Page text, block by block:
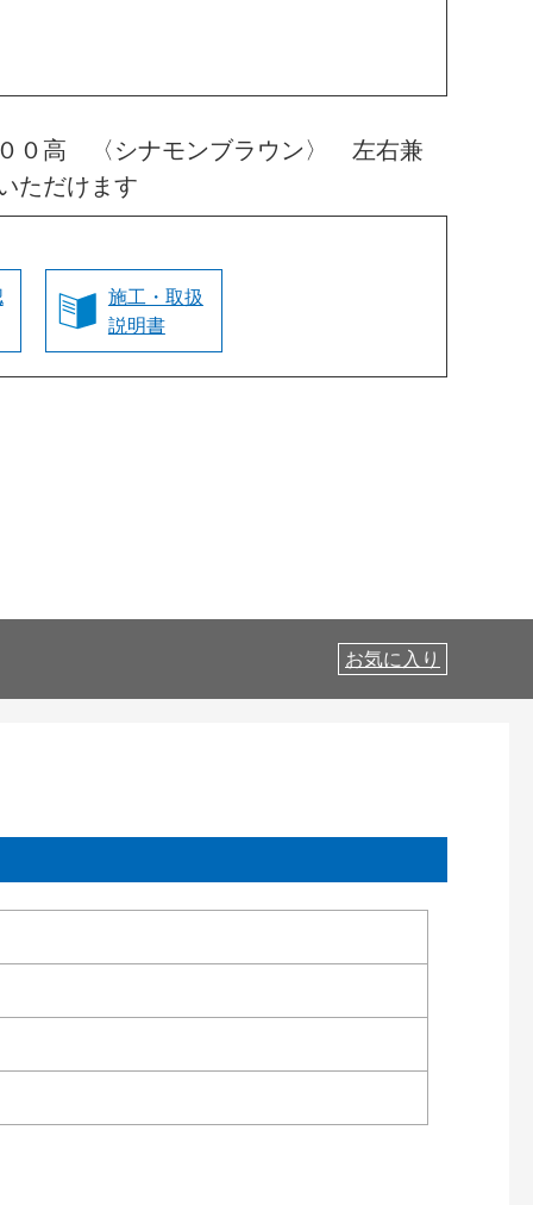
高 〈シナモンブラウン〉 左右兼
ただけます
施工・取扱
説明書
お気に入り